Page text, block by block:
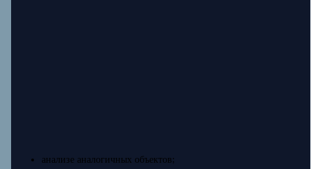
анализе аналогичных объектов;